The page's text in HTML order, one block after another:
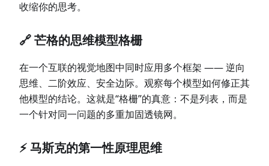
收缩你的思考。
🔗 芒格的思维模型格栅
在一个互联的视觉地图中同时应用多个框架 —— 逆向
思维、二阶效应、安全边际。观察每个模型如何修正其
他模型的结论。这就是“格栅”的真意：不是列表，而是
一个针对同一问题的多重加固透镜网。
⚡ 马斯克的第一性原理思维